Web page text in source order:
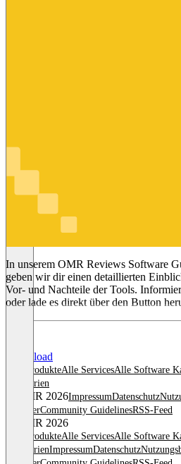
1
CRM
In unserem OMR Reviews Software
geben wir dir einen detaillierten
Vor- und Nachteile der Tools.
oder lade es direkt über den Button
Download
Alle ProdukteAlle ServicesAlle Software
Kategorien
© OMR 2026ImpressumDatenschutz
AnbieterCommunity GuidelinesRSS-Feed
© OMR 2026
Alle ProdukteAlle ServicesAlle Software
KategorienImpressumDatenschutz